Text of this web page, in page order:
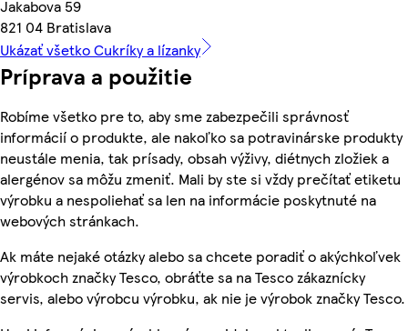
Jakabova 59
821 04 Bratislava
Ukázať všetko Cukríky a lízanky
Príprava a použitie
Robíme všetko pre to, aby sme zabezpečili správnosť
informácií o produkte, ale nakoľko sa potravinárske produkty
neustále menia, tak prísady, obsah výživy, diétnych zložiek a
alergénov sa môžu zmeniť. Mali by ste si vždy prečítať etiketu
výrobku a nespoliehať sa len na informácie poskytnuté na
webových stránkach.
Ak máte nejaké otázky alebo sa chcete poradiť o akýchkoľvek
výrobkoch značky Tesco, obráťte sa na Tesco zákaznícky
servis, alebo výrobcu výrobku, ak nie je výrobok značky Tesco.